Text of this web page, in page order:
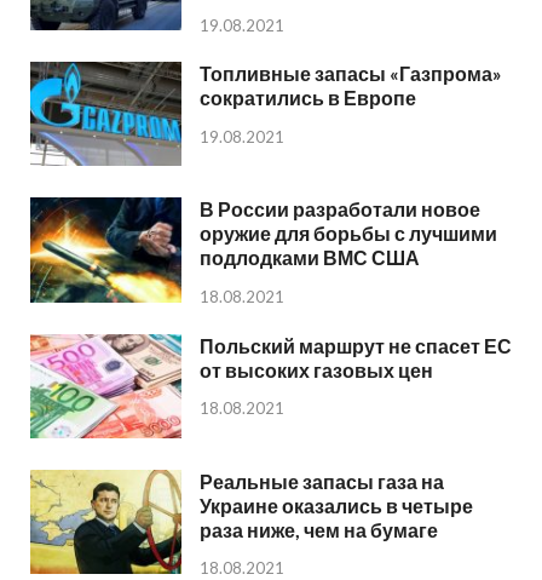
19.08.2021
Топливные запасы «Газпрома»
сократились в Европе
19.08.2021
В России разработали новое
оружие для борьбы с лучшими
подлодками ВМС США
18.08.2021
Польский маршрут не спасет ЕС
от высоких газовых цен
18.08.2021
Реальные запасы газа на
Украине оказались в четыре
раза ниже, чем на бумаге
18.08.2021